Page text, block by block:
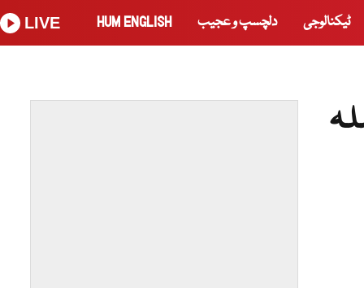
ٹیکنالوجی دلچسپ و عجیب HUM ENGLISH
LIVE